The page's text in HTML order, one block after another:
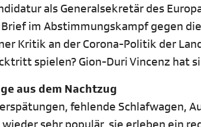
als Generalsekretär des
im Abstimmungskampf gegen die
Kritik an der Corona-Politik der
spielen? Gion-Duri Vincenz hat
aus dem Nachtzug
fehlende Schlafwagen,